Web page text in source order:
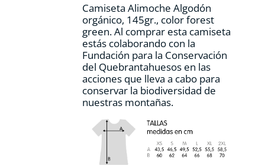
página
de
producto
Camiseta Alimoche Algodón
orgánico, 145gr., color forest
green. Al comprar esta camiseta
estás colaborando con la
Fundación para la Conservación
del Quebrantahuesos en las
acciones que lleva a cabo para
conservar la biodiversidad de
nuestras montañas.